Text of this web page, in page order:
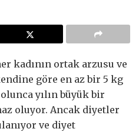
kadının ortak arzusu ve
göre en az bir 5 kg
yılın büyük bir
oluyor. Ancak diyetler
ve diyet